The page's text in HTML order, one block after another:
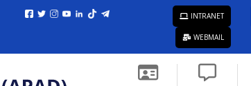
INTRANET
WEBMAIL